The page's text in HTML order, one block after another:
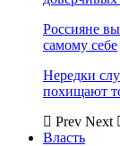
Россияне
самому себе
Нередки
похищают
Prev Next
Власть